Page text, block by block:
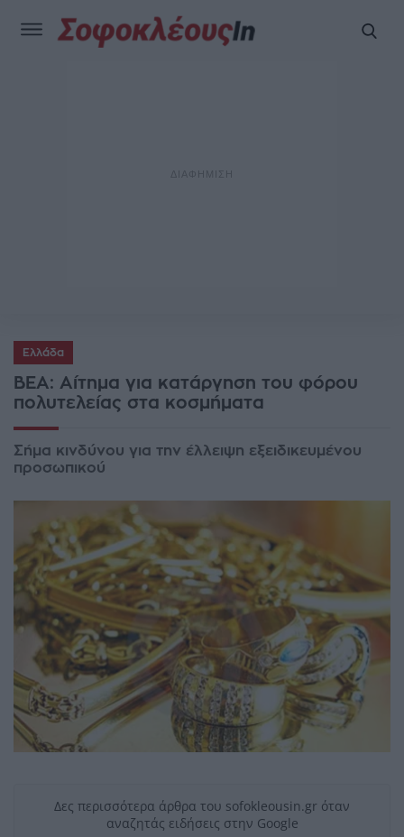
Ελλάδα
ΒΕΑ: Αίτημα για κατάργηση του φόρου
πολυτελείας στα κοσμήματα
Σήμα κινδύνου για την έλλειψη εξειδικευμένου
προσωπικού
Δες περισσότερα άρθρα του sofokleousin.gr όταν
αναζητάς ειδήσεις στην Google